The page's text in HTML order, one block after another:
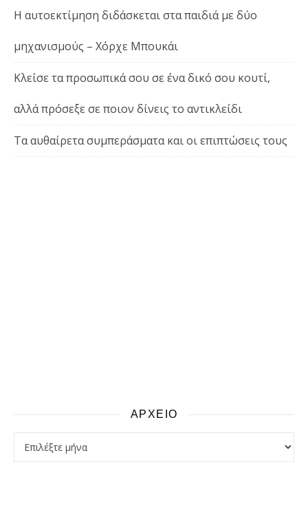
Η αυτοεκτίμηση διδάσκεται στα παιδιά με δύο
μηχανισμούς – Χόρχε Μπουκάι
Κλείσε τα προσωπικά σου σε ένα δικό σου κουτί,
αλλά πρόσεξε σε ποιον δίνεις το αντικλείδι
Τα αυθαίρετα συμπεράσματα και οι επιπτώσεις τους
ΑΡΧΕΙΟ